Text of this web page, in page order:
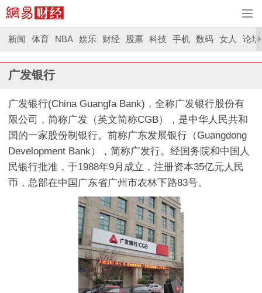
新闻 体育 NBA 娱乐 财经 股票 科技 手机 数码 女人 论坛
广发银行
广发银行(China Guangfa Bank)，全称广发银行股份有
限公司，简称广发（英文简称CGB），是中华人民共和
国的一家股份制银行。前称广东发展银行（Guangdong
Development Bank），简称广发行。经国务院和中国人
民银行批准，于1988年9月成立，注册资本35亿元人民
币，总部在中国广东省广州市农林下路83号。